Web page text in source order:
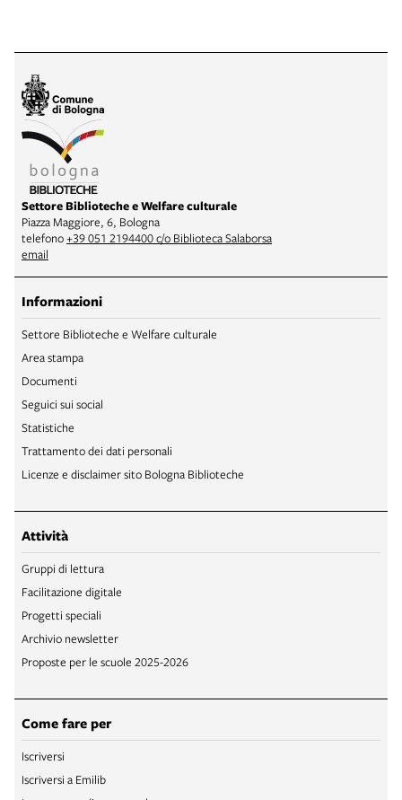
Settore Biblioteche e Welfare culturale
Piazza Maggiore, 6, Bologna
telefono+39 051 2194400 c/o Biblioteca Salaborsa
email
Informazioni
Settore Biblioteche e Welfare culturale
Area stampa
Documenti
Seguici sui social
Statistiche
Trattamento dei dati personali
Licenze e disclaimer sito Bologna Biblioteche
Attività
Gruppi di lettura
Facilitazione digitale
Progetti speciali
Archivio newsletter
Proposte per le scuole 2025-2026
Come fare per
Iscriversi
Iscriversi a Emilib